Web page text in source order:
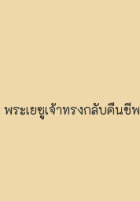
ระเยซูเจ้าทรงกลับคืนชีพ